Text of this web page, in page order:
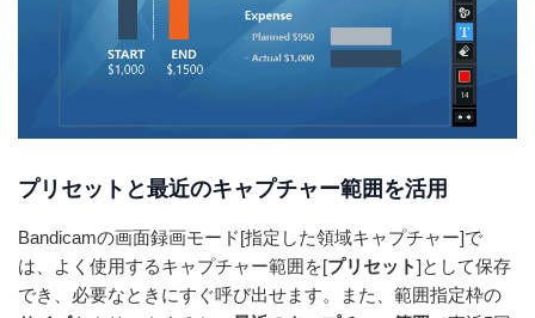
プリセットと最近のキャプチャー範囲を活用
Bandicamの画面録画モード[指定した領域キャプチャー]で
は、よく使用するキャプチャー範囲を[プリセット]として保存
でき、必要なときにすぐ呼び出せます。また、範囲指定枠の